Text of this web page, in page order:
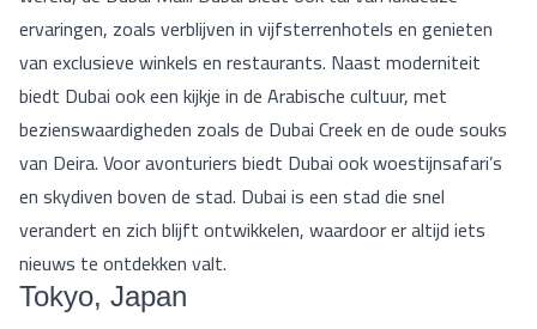
ervaringen, zoals verblijven in vijfsterrenhotels en genieten
van exclusieve winkels en restaurants. Naast moderniteit
biedt Dubai ook een kijkje in de Arabische cultuur, met
bezienswaardigheden zoals de Dubai Creek en de oude souks
van Deira. Voor avonturiers biedt Dubai ook woestijnsafari’s
en skydiven boven de stad. Dubai is een stad die snel
verandert en zich blijft ontwikkelen, waardoor er altijd iets
nieuws te ontdekken valt.
Tokyo, Japan